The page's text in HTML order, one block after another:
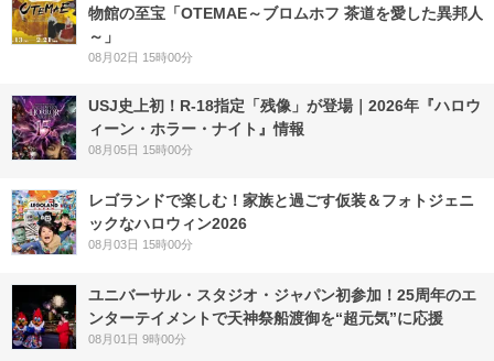
物館の至宝「OTEMAE～ブロムホフ 茶道を愛した異邦人
～」
08月02日 15時00分
USJ史上初！R-18指定「残像」が登場｜2026年『ハロウ
ィーン・ホラー・ナイト』情報
08月05日 15時00分
レゴランドで楽しむ！家族と過ごす仮装＆フォトジェニ
ックなハロウィン2026
08月03日 15時00分
ユニバーサル・スタジオ・ジャパン初参加！25周年のエ
ンターテイメントで天神祭船渡御を“超元気”に応援
08月01日 9時00分